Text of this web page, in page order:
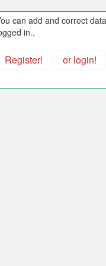
can add and correct
in..
Register! or login!